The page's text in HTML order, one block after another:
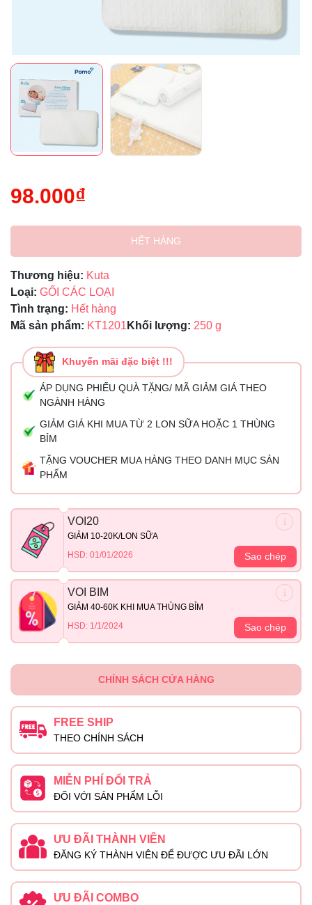
98.000₫
HẾT HÀNG
Thương hiệu: Kuta
Loại: GỐI CÁC LOẠI
Tình trạng: Hết hàng
Mã sản phẩm: KT1201 Khối lượng: 250 g
Khuyến mãi đặc biệt !!!
ÁP DỤNG PHIẾU QUÀ TẶNG/ MÃ GIẢM GIÁ THEO
NGÀNH HÀNG
GIẢM GIÁ KHI MUA TỪ 2 LON SỮA HOẶC 1 THÙNG
BỈM
TẶNG VOUCHER MUA HÀNG THEO DANH MỤC SẢN
PHẨM
VOI20
GIẢM 10-20K/LON SỮA
HSD: 01/01/2026
Sao chép
VOI BIM
GIẢM 40-60K KHI MUA THÙNG BỈM
HSD: 1/1/2024
Sao chép
Ngày hết hạn:
CHÍNH SÁCH CỬA HÀNG
FREE SHIP
THEO CHÍNH SÁCH
MIỄN PHÍ ĐỔI TRẢ
ĐỐI VỚI SẢN PHẨM LỖI
ƯU ĐÃI THÀNH VIÊN
ĐĂNG KÝ THÀNH VIÊN ĐỂ ĐƯỢC ƯU ĐÃI LỚN
ƯU ĐÃI COMBO